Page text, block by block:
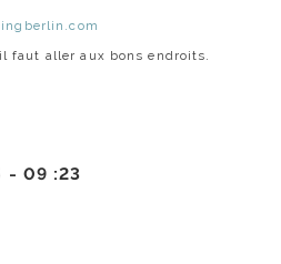
faut aller aux bons endroits.
- 09 :23